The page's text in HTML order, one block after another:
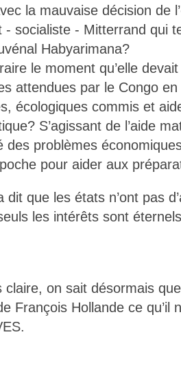
la mauvaise décision de
- socialiste - Mitterrand qui
Habyarimana?
le moment qu’elle
attendues par le Congo en
écologiques commis et
S’agissant de l’aide
problèmes
pour aider aux
que les états n’ont pas
les intérêts sont
claire, on sait désormais
François Hollande ce qu’il